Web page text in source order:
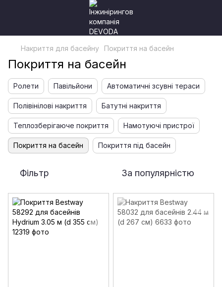
Накриття для басейну Покриття на басейн
Покриття на басейн
Ролети Павільйони Автоматичні зсувні тераси
Полівінілові накриття Батутні накриття
Теплозберігаюче покриття Намотуючі пристрої
Покриття на басейн Покриття під басейн
Фільтр За популярністю